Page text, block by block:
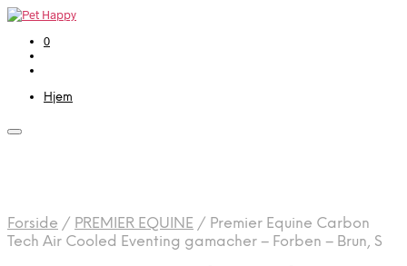
0
Hjem
Forside / PREMIER EQUINE / Premier Equine Carbon
Tech Air Cooled Eventing gamacher – Forben – Brun, S